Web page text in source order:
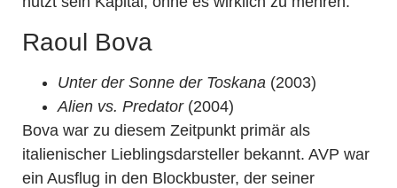
Raoul Bova
Unter der Sonne der Toskana (2003)
Alien vs. Predator(2004)
Bova war zu diesem Zeitpunkt primär als
italienischer Lieblingsdarsteller bekannt. AVP war
ein Ausflug in den Blockbuster, der seiner